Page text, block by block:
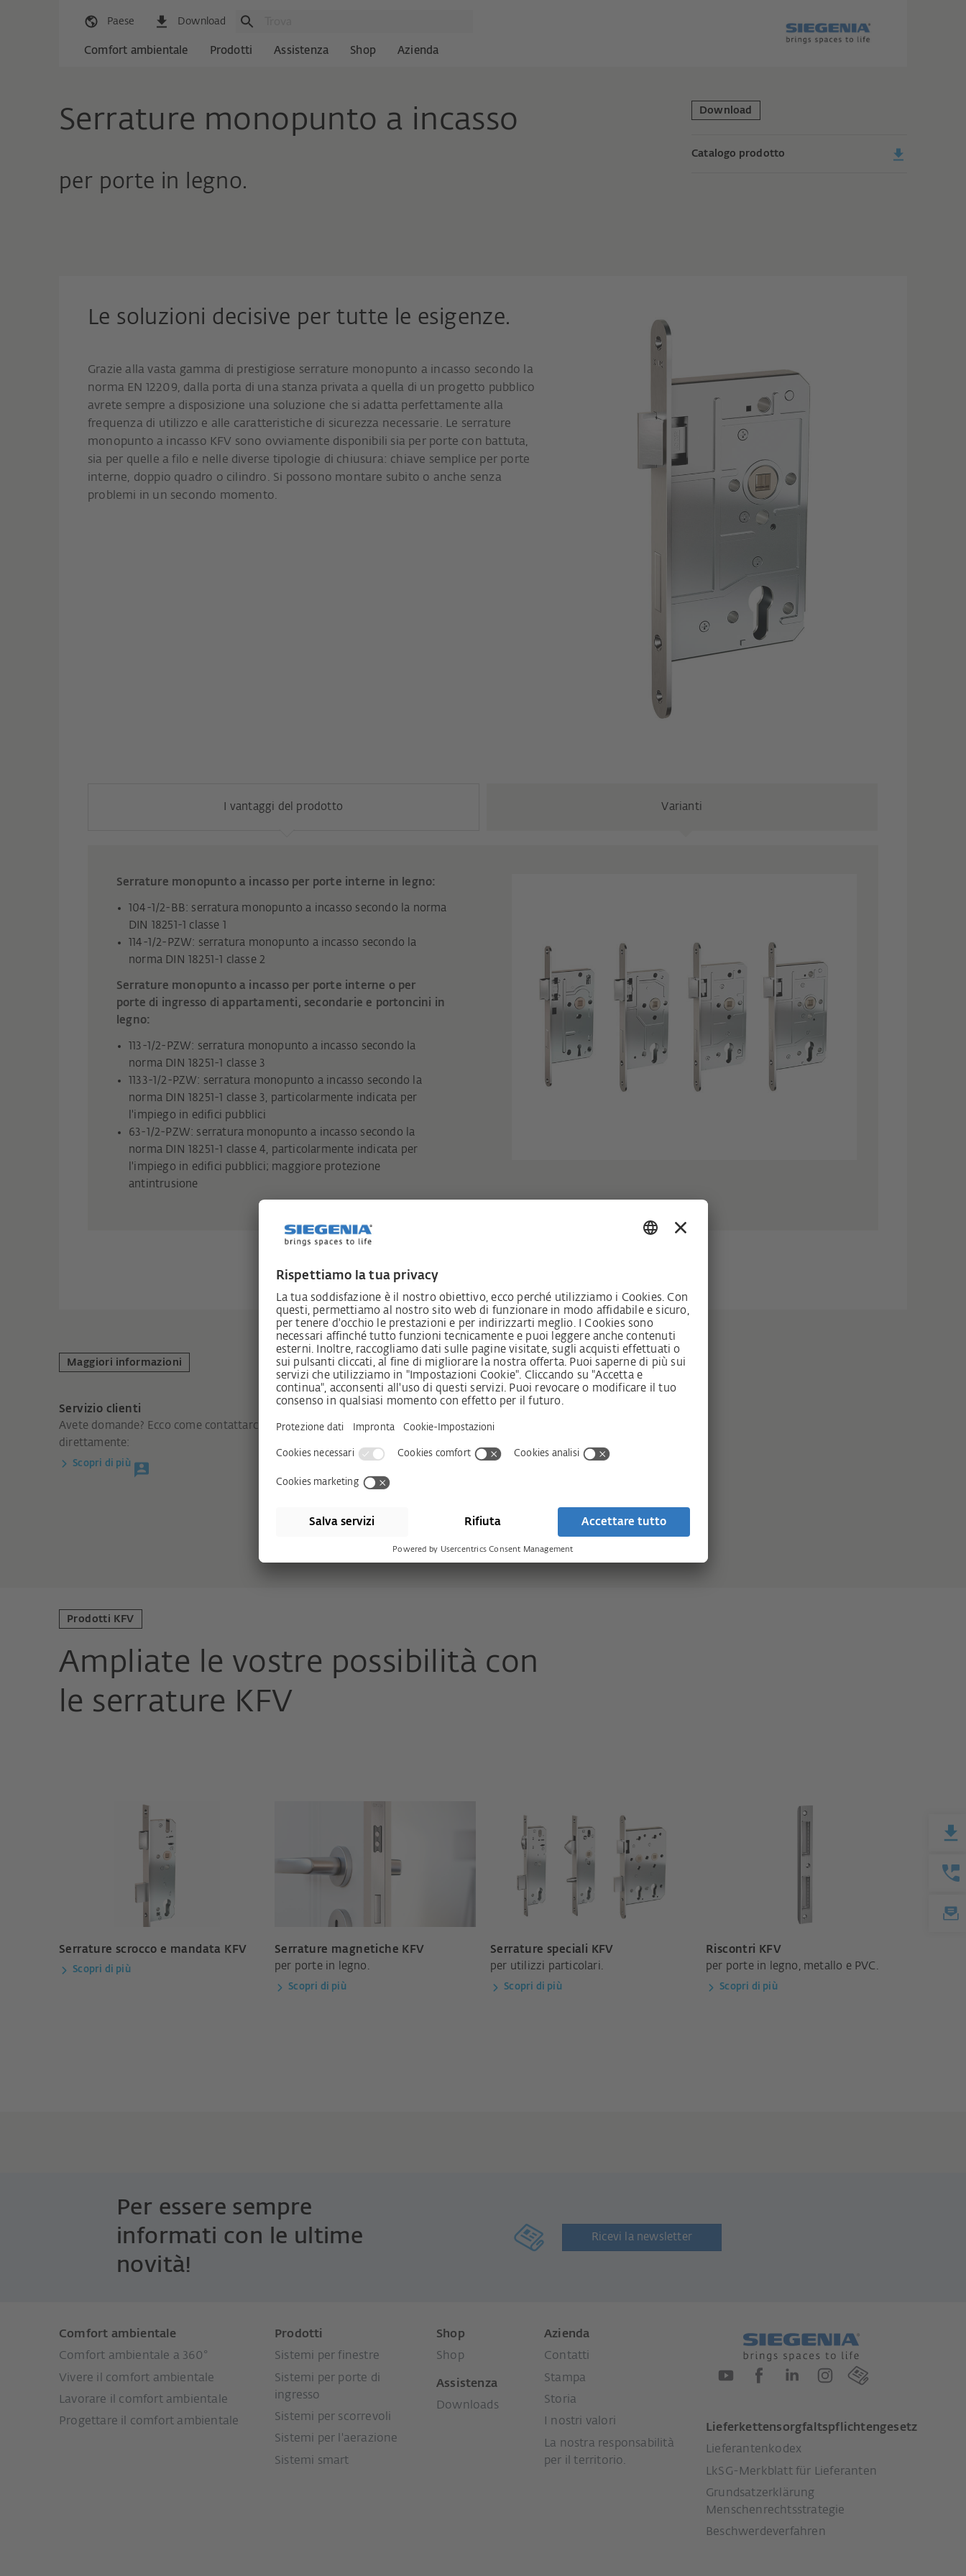
Paese Download
Comfort ambientale Prodotti Assistenza Shop Azienda
Serrature monopunto a incasso
per porte in legno.
Download
Catalogo prodotto
Le soluzioni decisive per tutte le esigenze.
Grazie alla vasta gamma di prestigiose serrature monopunto a incasso secondo la
norma EN 12209, dalla porta di una stanza privata a quella di un progetto pubblico
avrete sempre a disposizione una soluzione che si adatta perfettamente alla
frequenza di utilizzo e alle caratteristiche di sicurezza necessarie. Le serrature
monopunto a incasso KFV sono ovviamente disponibili sia per porte con battuta,
sia per quelle a filo e nelle diverse tipologie di chiusura: chiave semplice per porte
interne, doppio quadro o cilindro. Si possono montare subito o anche senza
problemi in un secondo momento.
I vantaggi del prodotto Varianti
Serrature monopunto a incasso per porte interne in legno:
104-1/2-BB: serratura monopunto a incasso secondo la norma
DIN 18251-1 classe 1
114-1/2-PZW: serratura monopunto a incasso secondo la
norma DIN 18251-1 classe 2
Serrature monopunto a incasso per porte interne o per
porte di ingresso di appartamenti, secondarie e portoncini in
legno:
113-1/2-PZW: serratura monopunto a incasso secondo la
norma DIN 18251-1 classe 3
1133-1/2-PZW: serratura monopunto a incasso secondo la
norma DIN 18251-1 classe 3, particolarmente indicata per
l'impiego in edifici pubblici
63-1/2-PZW: serratura monopunto a incasso secondo la
norma DIN 18251-1 classe 4, particolarmente indicata per
l'impiego in edifici pubblici; maggiore protezione
antintrusione
Maggiori informazioni
Servizio clienti
Avete domande? Ecco come contattarci
direttamente:
Scopri di più
Prodotti KFV
Ampliate le vostre possibilità con
le serrature KFV
Serrature scrocco e mandata KFV
Scopri di più
Serrature magnetiche KFV
per porte in legno.
Scopri di più
Serrature speciali KFV
per utilizzi particolari.
Scopri di più
Riscontri KFV
per porte in legno, metallo e PVC.
Scopri di più
Per essere sempre
informati con le ultime
novità!
Ricevi la newsletter
Comfort ambientale
Comfort ambientale a 360°
Vivere il comfort ambientale
Lavorare il comfort ambientale
Progettare il comfort ambientale
Prodotti
Sistemi per finestre
Sistemi per porte di
ingresso
Sistemi per scorrevoli
Sistemi per l'aerazione
Sistemi smart
Shop
Shop
Assistenza
Downloads
Azienda
Contatti
Stampa
Storia
I nostri valori
La nostra responsabilità
per il territorio.
Lieferkettensorgfaltspflichtengesetz
Lieferantenkodex
LkSG-Merkblatt für Lieferanten
Grundsatzerklärung
Menschenrechtsstrategie
Beschwerdeverfahren